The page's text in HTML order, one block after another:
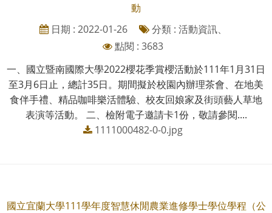
動
日期 : 2022-01-26
分類 : 活動資訊、
點閱 : 3683
一、國立暨南國際大學2022櫻花季賞櫻活動於111年1月31日
至3月6日止，總計35日。期間擬於校園內辦理茶會、在地美
食伴手禮、精品咖啡樂活體驗、校友回娘家及街頭藝人草地
表演等活動。 二、檢附電子邀請卡1份，敬請參閱....
1111000482-0-0.jpg
國立宜蘭大學111學年度智慧休閒農業進修學士學位學程（公